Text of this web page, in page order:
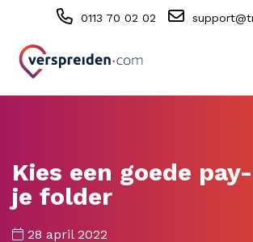
0113 70 02 02
Kies een goede
je folder
28 april 2022